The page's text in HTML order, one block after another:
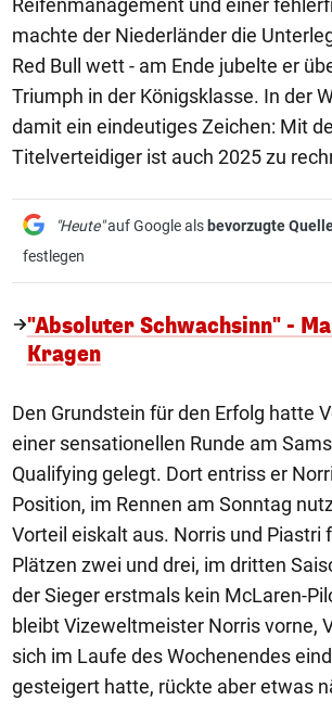
Reifenmanagement und einer
machte der Niederländer die
Red Bull wett - am Ende jubelte er
Triumph in der Königsklasse. In der
damit ein eindeutiges Zeichen: Mit
Titelverteidiger ist auch 2025 zu
"Heute"auf Google als bevorzugte
festlegen
"Absoluter Schwachsinn" -
Kragen
Den Grundstein für den Erfolg hatte
einer sensationellen Runde am
Qualifying gelegt. Dort entriss er
Position, im Rennen am Sonntag
Vorteil eiskalt aus. Norris und Piastri
Plätzen zwei und drei, im dritten
der Sieger erstmals kein McLaren-
bleibt Vizeweltmeister Norris vorne,
sich im Laufe des Wochenendes
gesteigert hatte, rückte aber etwas